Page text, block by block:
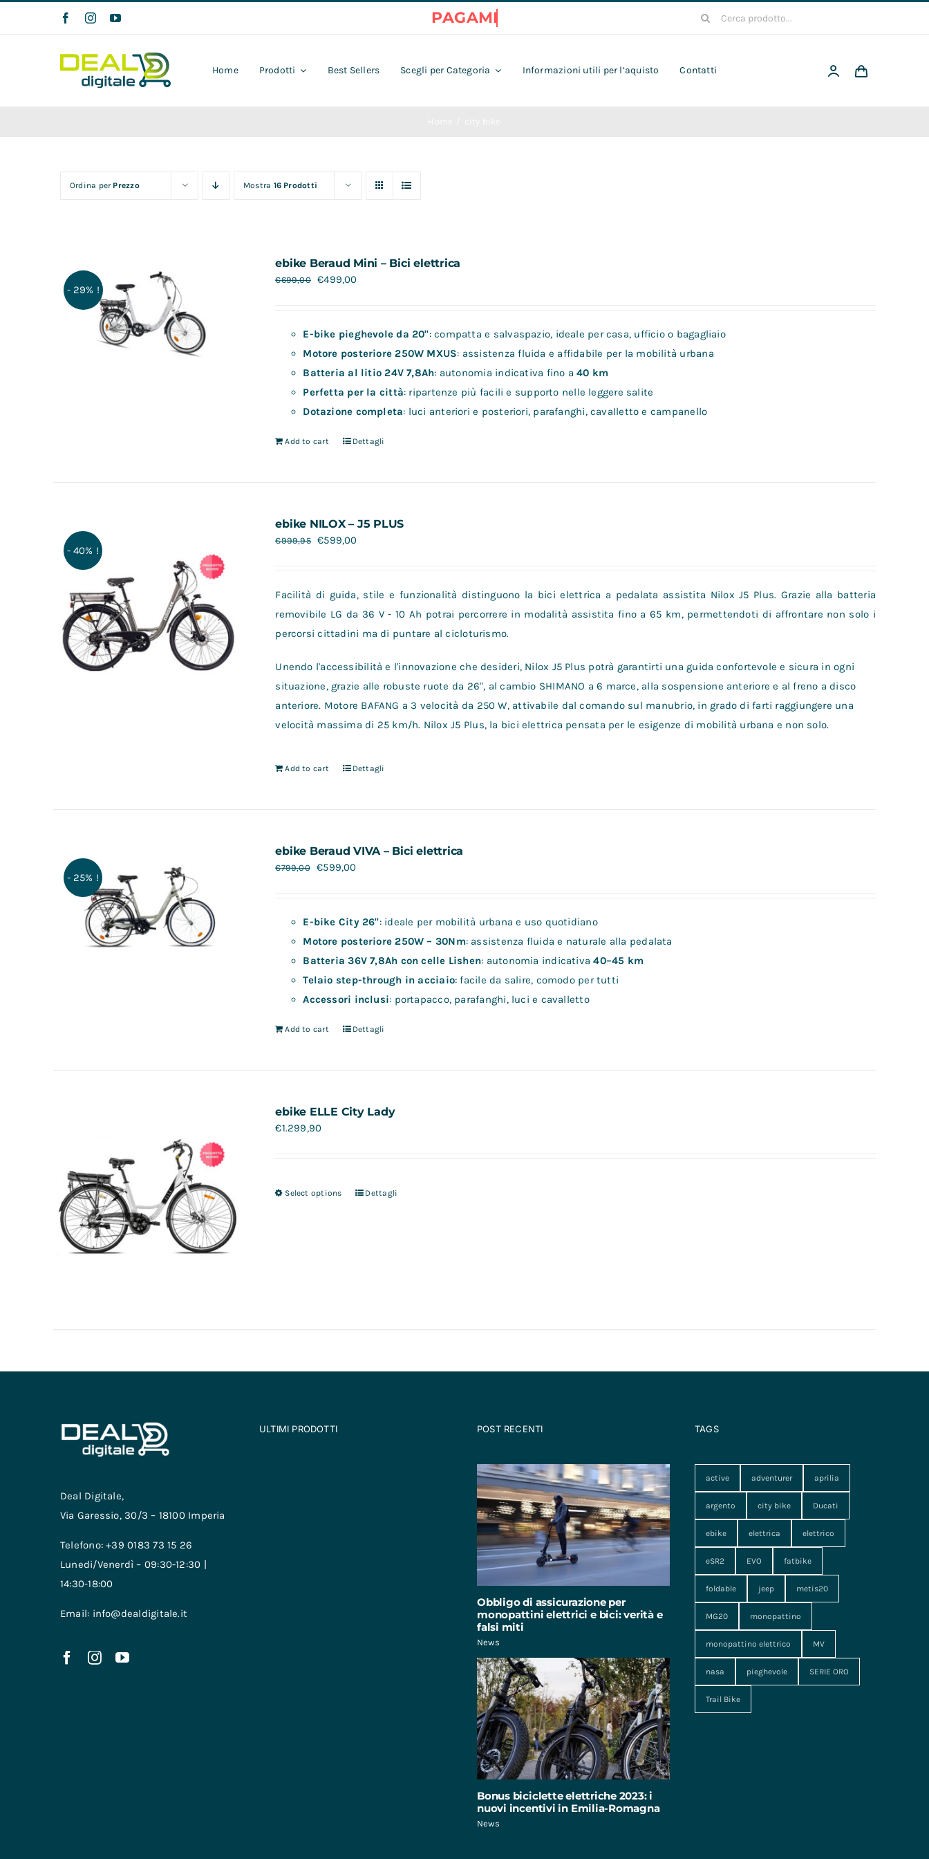
Cerca
Home Prodotti Best Sellers Scegli per Categoria Informazioni utili per l’aquisto Contatti
Ordina per Prezzo Mostra 16 Prodotti
- 29% !
ebike Beraud Mini – Bici elettrica
€699,00 €499,00
E-bike pieghevole da 20": compatta e salvaspazio, ideale per casa, ufficio o bagagliaio
Motore posteriore 250W MXUS: assistenza fluida e affidabile per la mobilità urbana
Batteria al litio 24V 7,8Ah: autonomia indicativa fino a40 km
Perfetta per la città: ripartenze più facili e supporto nelle leggere salite
Dotazione completa: luci anteriori e posteriori, parafanghi, cavalletto e campanello
Add to cart Dettagli
- 40% !
ebike NILOX – J5 PLUS
€999,95 €599,00
Facilità di guida, stile e funzionalità distinguono la bici elettrica a pedalata assistita Nilox J5 Plus. Grazie alla batteria
removibile LG da 36 V - 10 Ah potrai percorrere in modalità assistita fino a 65 km, permettendoti di affrontare non solo i
percorsi cittadini ma di puntare al cicloturismo.
Unendo l'accessibilità e l'innovazione che desideri, Nilox J5 Plus potrà garantirti una guida confortevole e sicura in ogni
situazione, grazie alle robuste ruote da 26", al cambio SHIMANO a 6 marce, alla sospensione anteriore e al freno a disco
anteriore. Motore BAFANG a 3 velocità da 250 W, attivabile dal comando sul manubrio, in grado di farti raggiungere una
velocità massima di 25 km/h. Nilox J5 Plus, la bici elettrica pensata per le esigenze di mobilità urbana e non solo.
Add to cart Dettagli
- 25% !
ebike Beraud VIVA – Bici elettrica
€799,00 €599,00
E-bike City 26": ideale per mobilità urbana e uso quotidiano
Motore posteriore 250W – 30Nm: assistenza fluida e naturale alla pedalata
Batteria 36V 7,8Ah con celle Lishen: autonomia indicativa40–45 km
Telaio step-through in acciaio: facile da salire, comodo per tutti
Accessori inclusi: portapacco, parafanghi, luci e cavalletto
Add to cart Dettagli
ebike ELLE City Lady
€1.299,90
Select options Dettagli
Deal Digitale,
Via Garessio, 30/3 – 18100 Imperia
Telefono: +39 0183 73 15 26
Lunedi/Venerdì – 09:30-12:30 |
14:30-18:00
Email: info@dealdigitale.it
ULTIMI PRODOTTI POST RECENTI
Obbligo di assicurazione per
monopattini elettrici e bici: verità e
falsi miti
News
Bonus biciclette elettriche 2023: i
nuovi incentivi in Emilia-Romagna
News
TAGS
active adventurer aprilia
argento city bike Ducati
ebike elettrica elettrico
eSR2 EVO fatbike
foldable jeep metis20
MG20 monopattino
monopattino elettrico MV
nasa pieghevole SERIE ORO
Trail Bike